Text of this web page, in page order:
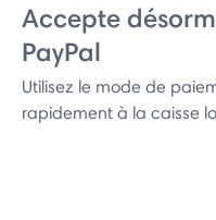
Accepte
PayPal
Utilisez le mode de
rapidement à la caisse